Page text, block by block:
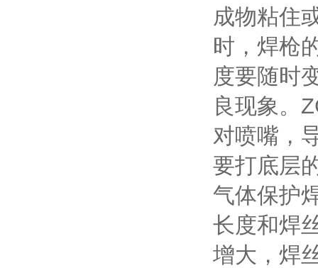
成物粘住
时，焊枪
度要随时
良现象。
对喷嘴，
要打底层
气体保护
长度和焊
增大，焊